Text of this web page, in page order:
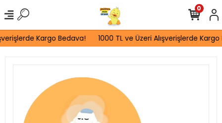
Kargo Bedava! 1000 TL ve Üzeri Alışverişlerde Kargo
0